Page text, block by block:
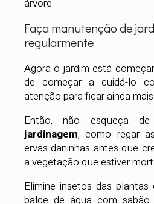
árvore.
Faça manutenção de
regularmente
Agora o jardim está
de começar a cuidá-lo
atenção para ficar ainda
Então, não esqueça
jardinagem, como regar
ervas daninhas antes que
a vegetação que estiver
Elimine insetos das
balde de água com